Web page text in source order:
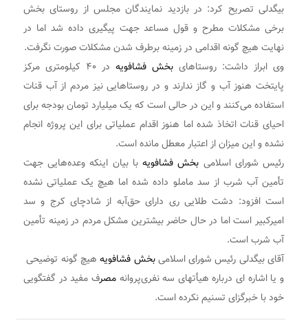
بیگدلی تصریح کرد: در بازدید نمایندگان مجلس از روستای بخش
برخی مشکلات مطرح و قول مساعد جهت پیگیری داده شد اما در
نهایت هیچ‌ گونه اقدامی در زمینه برطرف شدن مشکلات صورت نگرفت.
وی ابراز داشت: روستاهای بخش فشافویه
در ۴۰ کیلومتری مرکز
پایتخت هنوز آب و گاز ندارند و در روستاهایی نیز مردم از آب قنات
استفاده می‌کنند و این در حالی است که یک میلیارد تومان بودجه برای
احیای قنات اتخاذ شده اما هنوز اقدام عملیاتی برای این پروژه انجام
نشده و این میزان از اعتبار معطل مانده است.
رئیس شورای اسلامی بخش فشافویهبا بیان اینکه وعده‌هایی جهت
تأمین آب شرب از سد ماملو داده شده اما هیچ‌ یک عملیاتی نشده
است افزود: دشت طلایی ری دارای حق‌آبه از شادچای کرج و سد
امیرکبیر است اما در حال حاضر بیشترین مشکل مردم در زمینه تأمین
آب شرب است.
آقای بیگدلی رئیس شورای اسلامیبخش فشافویههیچ گونه توضیحی
و یا اشاره ای درباره هیأتهای سه نفری‌پروانهمصرف مفید در گفتگویی
خود با خبرگزای تسنیم نکرده است.